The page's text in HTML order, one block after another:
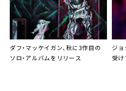
ダフ・マッケイガン、秋に3作目の
ソロ・アルバムをリリース
ジョ
受